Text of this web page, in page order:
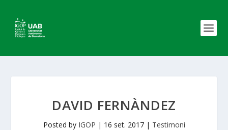
DAVID FERNÀNDEZ
Posted by IGOP | 16 set. 2017| Testimoni